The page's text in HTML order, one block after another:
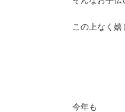
この上なく
今年も